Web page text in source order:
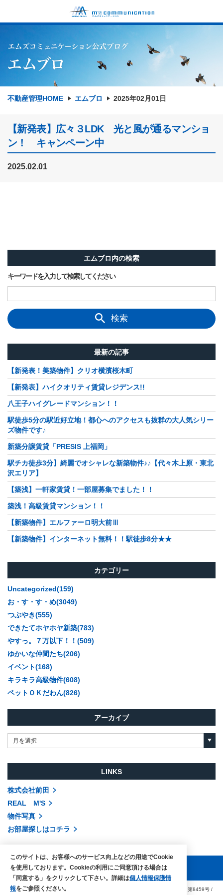
不動産管理HOME エムブロ 2025年02月01日
【新発表】広々３LDK 光と風が通るマンショ
ン！ キャンペーン中
2025.02.01
エムブロ内の検索
キーワードを入力して検索してください
検索
最新の記事
【新発表！美築物件】クリオ横濱桜木町
【新発表】ハイクオリティ賃貸レジデンス!!
八王子ハイグレードマンション！！
駅徒歩5分の駅近好立地！都心へのアクセスも抜群の大人気シリー
ズ物件です♪
新築分譲賃貸「PRESIS 上福岡」
駅チカ徒歩3分】綺麗でオシャレな新築物件♪♪【代々木上原・東北
沢エリア】
【築浅】一軒家賃貸！一部屋募集でました！！
築浅！高級賃貸マンション！！
【新築物件】エルファーロ明大前Ⅲ
【新築物件】インターネット無料！！駅徒歩8分★★
カテゴリー
Uncategorized(159)
お・す・す・め(3049)
つぶやき(555)
できたてホヤホヤ新築(783)
やすっ。７万以下！！(509)
ゆかいな仲間たち(206)
イベント(168)
キラキラ高級物件(608)
ペットＯＫだわん(826)
アーカイブ
月を選択
LINKS
株式会社前田
REAL M'S
物件写真
お部屋探しはコチラ
COPYRIGHTS © MAEDA co.,ltd. ALL RIGHTS RESERVED. 国土交通大臣（3）第8459号 /
このサイトは、お客様へのサービス向上などの用途でCookie
を使用しております。Cookieの利用にご同意頂ける場合は
「同意する」をクリックして下さい。詳細は個人情報保護情
報をご参照ください。